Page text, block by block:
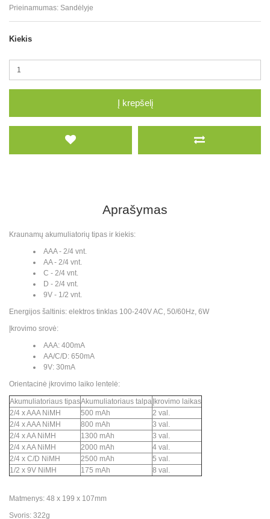
Prieinamumas: Sandėlyje
Kiekis
Į krepšelį
Aprašymas
Kraunamų akumuliatorių tipas ir kiekis:
AAA - 2/4 vnt.
AA - 2/4 vnt.
C - 2/4 vnt.
D - 2/4 vnt.
9V - 1/2 vnt.
Energijos šaltinis: elektros tinklas 100-240V AC, 50/60Hz, 6W
Įkrovimo srovė:
AAA: 400mA
AA/C/D: 650mA
9V: 30mA
Orientacinė įkrovimo laiko lentelė:
Akumuliatoriaus tipasAkumuliatoriaus talpa Įkrovimo laikas
2/4 x AAA NiMH
500 mAh
2 val.
2/4 x AAA NiMH
800 mAh
3 val.
2/4 x AA NiMH
1300 mAh
3 val.
2/4 x AA NiMH
2000 mAh
4 val.
2/4 x C/D NiMH
2500 mAh
5 val.
1/2 x 9V NiMH
175 mAh 8 val.
Matmenys: 48 x 199 x 107mm
Svoris: 322g